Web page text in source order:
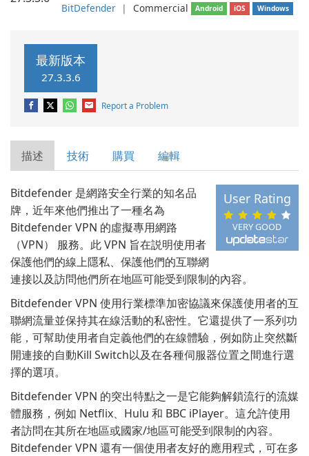
BitDefender ❘ Commercial Android iOS Windows
最新版本
27.3.3.6
Report a Problem
描述 技術 購買 編輯
VERY GOOD
User Rating
Bitdefender 是網路安全行業的知名品
牌，近年來他們推出了一種名為
Bitdefender VPN 的虛擬專用網路
（VPN） 服務。此 VPN 旨在説明使用者
保護他們的線上隱私、保護他們的互聯網
連接以及訪問他們所在地區可能受到限制的內容。
Bitdefender VPN 使用行業標準加密協議來保護使用者的互
聯網流量並保持其在線活動的私密性。它還提供了一系列功
能，可幫助使用者自定義他們的在線體驗，例如防止突然斷
開連接的自動Kill Switch以及在各種伺服器位置之間進行選
擇的選項。
Bitdefender VPN 的突出特點之一是它能夠解鎖流行的流媒
體服務，例如 Netflix、Hulu 和 BBC iPlayer。這允許使用
者訪問在其所在地區或國家/地區可能受到限制的內容。
Bitdefender VPN 還有一個使用者友好的應用程式，可在多